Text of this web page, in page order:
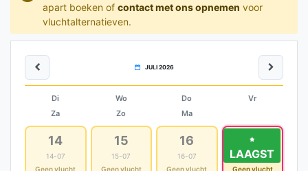
apart boeken of contact met ons opnemen voor
vluchtalternatieven.
JULI 2026
Di Wo Do
Vr
Za
Zo Ma
14
14-07
Geen vlucht
15
15-07
Geen vlucht
16
16-07
Geen vlucht
LAAGST
17
17-07
Geen vlucht